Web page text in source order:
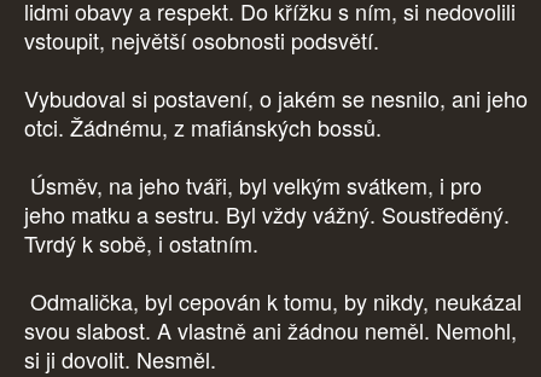
lidmi obavy a respekt. Do křížku s ním, si nedovolili
vstoupit, největší osobnosti podsvětí.
Vybudoval si postavení, o jakém se nesnilo, ani jeho
otci. Žádnému, z mafiánských bossů.
Úsměv, na jeho tváři, byl velkým svátkem, i pro
jeho matku a sestru. Byl vždy vážný. Soustředěný.
Tvrdý k sobě, i ostatním.
Odmalička, byl cepován k tomu, by nikdy, neukázal
svou slabost. A vlastně ani žádnou neměl. Nemohl,
si ji dovolit. Nesměl.